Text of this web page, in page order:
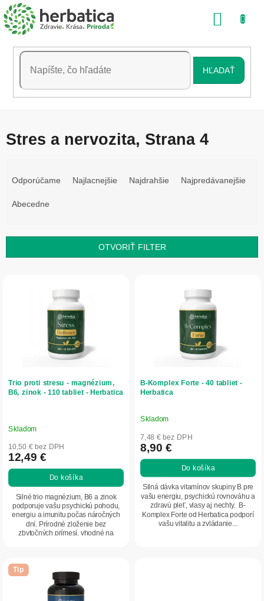
Prejsť
na
obsah
HĽADAŤ
Stres a nervozita, Strana 4
p
Odporúčame Najlacnejšie Najdrahšie Najpredávanejšie
Abecedne
OTVORIŤ FILTER
d
u
o
v
Trio proti stresu - magnézium,
B6, zinok - 110 tabliet - Herbatica
Skladom
10,50 € bez DPH
12,49 €
Do košíka
Silné trio magnézium, B6 a zinok
podporuje vašu psychickú pohodu,
energiu a imunitu počas náročných
dní. Prírodné zloženie bez
zbytočných prímesí, vhodné na
B-Komplex Forte - 40 tabliet -
Herbatica
Priemerné
hodnotenie
produktu
je
5,0
z
5
hviezdičiek.
Skladom
7,48 € bez DPH
8,90 €
Do košíka
Silná dávka vitamínov skupiny B pre
vašu energiu, psychickú rovnováhu a
zdravú pleť, vlasy aj nechty. B-
Komplex Forte od Herbatica podporí
vašu vitalitu a zvládanie...
Tip